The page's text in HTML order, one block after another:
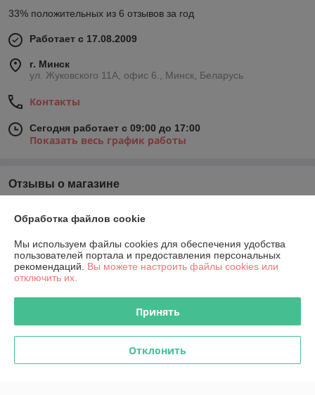
33% положительных из 6 отзывов за год
Работает с 17.08.2009
г. Минск
ул. Жуковского 11А, офис 6., Минск, Беларусь
Контакты
Сегодня работает с 09:00 до 17:00
Показать весь график работы
Отзывы о магазине
О нас
Контакты
Обработка файлов cookie
Мы используем файлы cookies для обеспечения удобства
пользователей портала и предоставления персональных
рекомендаций. Вы можете настроить файлы cookies или
отключить их.
Принять
Отклонить